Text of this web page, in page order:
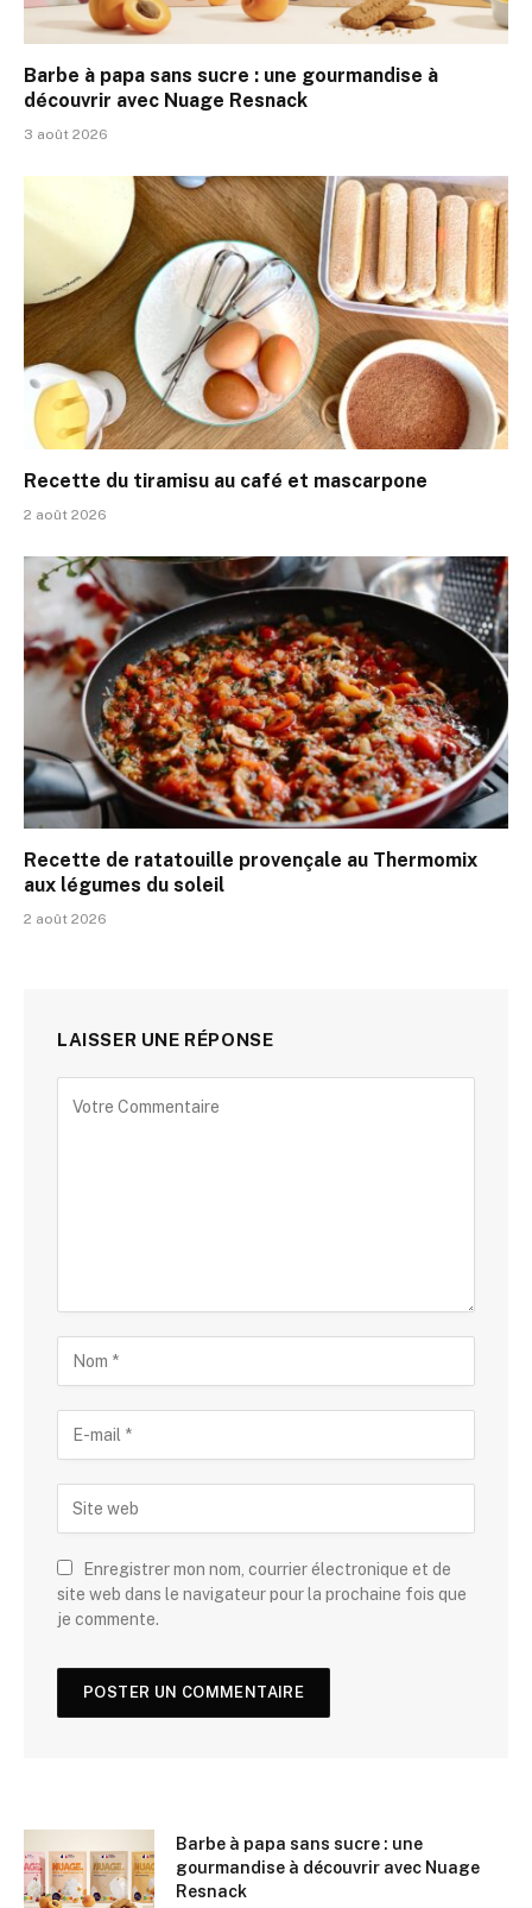
Barbe à papa sans sucre : une gourmandise à
découvrir avec Nuage Resnack
3 août 2026
Recette du tiramisu au café et mascarpone
2 août 2026
Recette de ratatouille provençale au Thermomix
aux légumes du soleil
2 août 2026
LAISSER UNE RÉPONSE
Enregistrer mon nom, courrier électronique et de
site web dans le navigateur pour la prochaine fois que
je commente.
Barbe à papa sans sucre : une
gourmandise à découvrir avec Nuage
Resnack